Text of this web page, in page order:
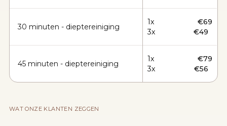
30 minuten - dieptereiniging
1x
€69
3x
€49
45 minuten - dieptereiniging
1x
€79
3x
€56
WAT ONZE KLANTEN ZEGGEN